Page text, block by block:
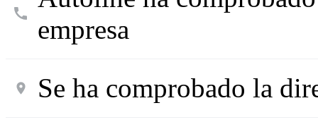
empresa
Se ha comprobado la